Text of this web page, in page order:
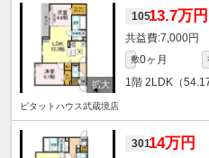
10513.7万円
7,000円
敷0ヶ月
1階 2LDK（
ピタットハウス武蔵境店
30114万円